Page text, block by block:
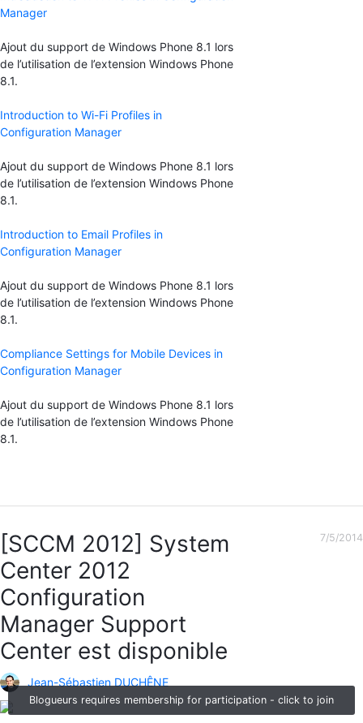
Blogueurs requires membership for participation - click to join
Manager
Ajout du support de Windows Phone 8.1 lors
de l’utilisation de l’extension Windows Phone
8.1.
Introduction to Wi-Fi Profiles in
Configuration Manager
Ajout du support de Windows Phone 8.1 lors
de l’utilisation de l’extension Windows Phone
8.1.
Introduction to Email Profiles in
Configuration Manager
Ajout du support de Windows Phone 8.1 lors
de l’utilisation de l’extension Windows Phone
8.1.
Compliance Settings for Mobile Devices in
Configuration Manager
Ajout du support de Windows Phone 8.1 lors
de l’utilisation de l’extension Windows Phone
8.1.
[SCCM 2012] System
Center 2012
Configuration
Manager Support
Center est disponible
Jean-Sébastien DUCHÊNE
7/5/2014